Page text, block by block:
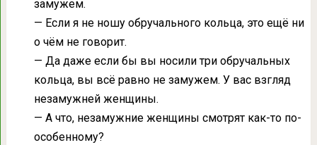
замужем.
— Если я не ношу обручального кольца, это ещё ни
о чём не говорит.
— Да даже если бы вы носили три обручальных
кольца, вы всё равно не замужем. У вас взгляд
незамужней женщины.
— А что, незамужние женщины смотрят как-то по-
особенному?